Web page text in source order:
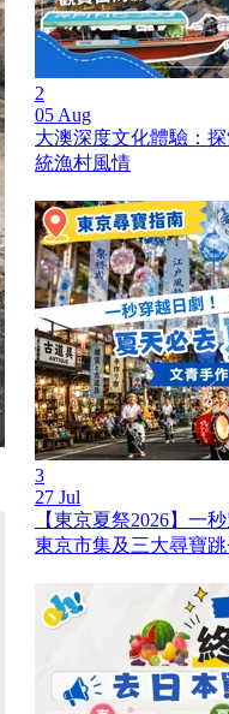
2
05 Aug
大澳深度文化體驗：
統漁村風情
3
27 Jul
【東京夏祭2026】一
東京市集及三大尋寶